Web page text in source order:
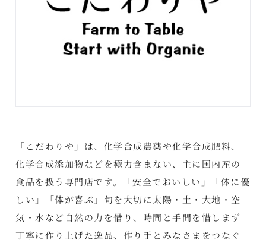
「こだわりや」は、化学合成農薬や化学合成肥料、
化学合成添加物などを極力含まない、主に国内産の
食品を扱う専門店です。「安全でおいしい」「体に優
しい」「体が喜ぶ」旬を大切に太陽・土・大地・空
気・水など自然の力を借り、時間と手間を惜しまず
丁寧に作り上げた逸品、作り手とみなさまをつなぐ